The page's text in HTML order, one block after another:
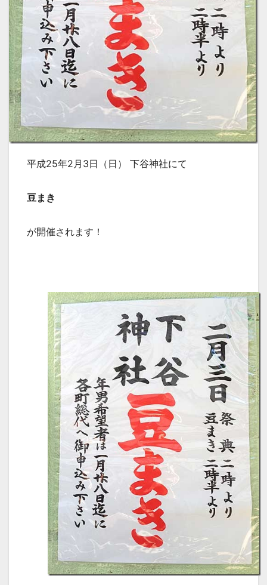
平成25年2月3日（日） 下谷神社にて
豆まき
が開催されます！